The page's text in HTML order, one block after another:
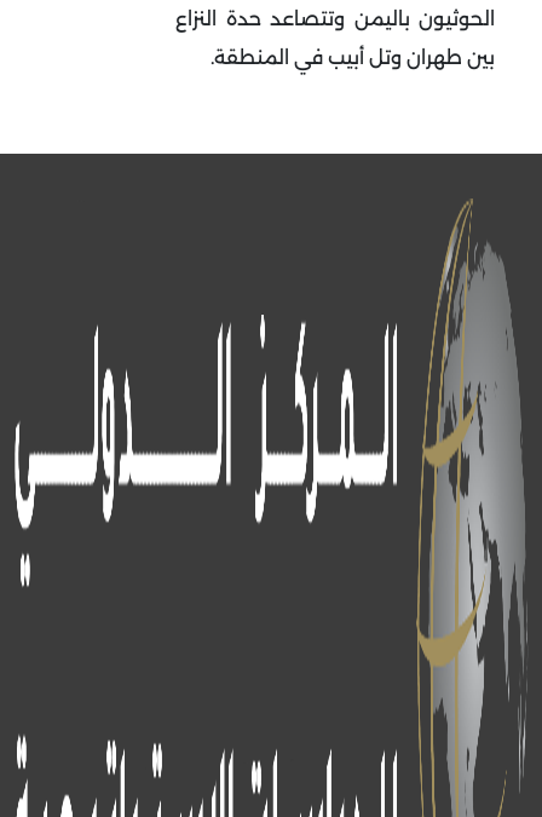
الحوثيون باليمن وتتصاعد حدة النزاع
بين طهران وتل أبيب في المنطقة.